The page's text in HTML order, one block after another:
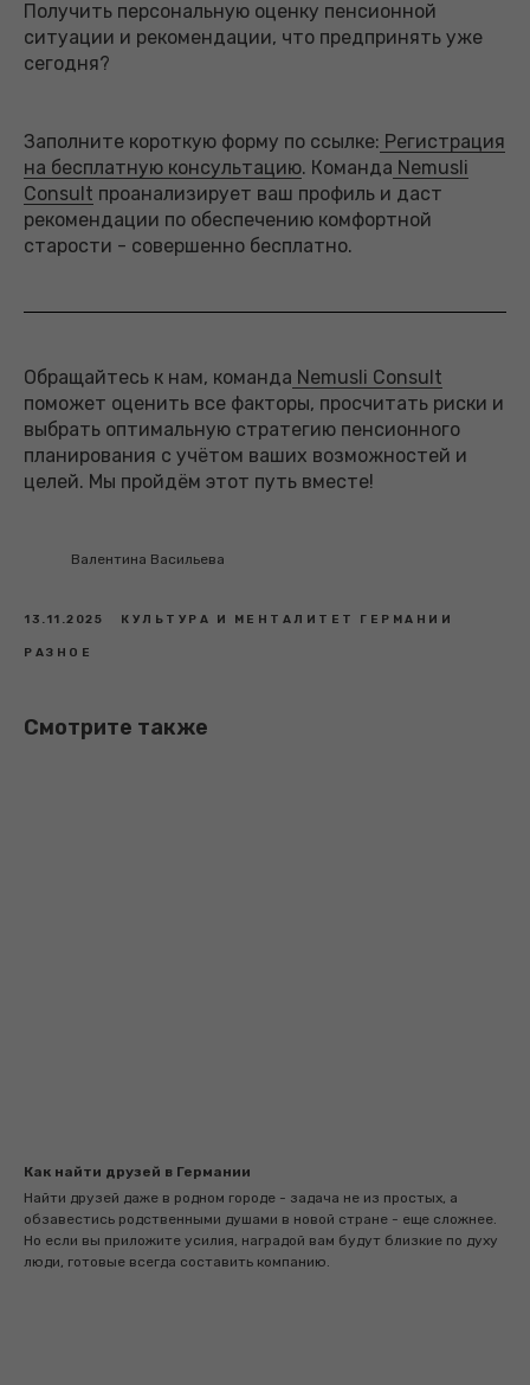
Получить персональную оценку пенсионной
ситуации и рекомендации, что предпринять уже
сегодня?
Заполните короткую форму по ссылке: Регистрация
на бесплатную консультацию. Команда Nemusli
Сonsult проанализирует ваш профиль и даст
рекомендации по обеспечению комфортной
старости - совершенно бесплатно.
Обращайтесь к нам, команда Nemusli Сonsult
поможет оценить все факторы, просчитать риски и
выбрать оптимальную стратегию пенсионного
планирования с учётом ваших возможностей и
целей. Мы пройдём этот путь вместе!
Валентина Васильева
13.11.2025 КУЛЬТУРА И МЕНТАЛИТЕТ ГЕРМАНИИ
РАЗНОЕ
Смотрите также
Как найти друзей в Германии
Найти друзей даже в родном городе - задача не из простых, а
обзавестись родственными душами в новой стране - еще сложнее.
Но если вы приложите усилия, наградой вам будут близкие по духу
люди, готовые всегда составить компанию.